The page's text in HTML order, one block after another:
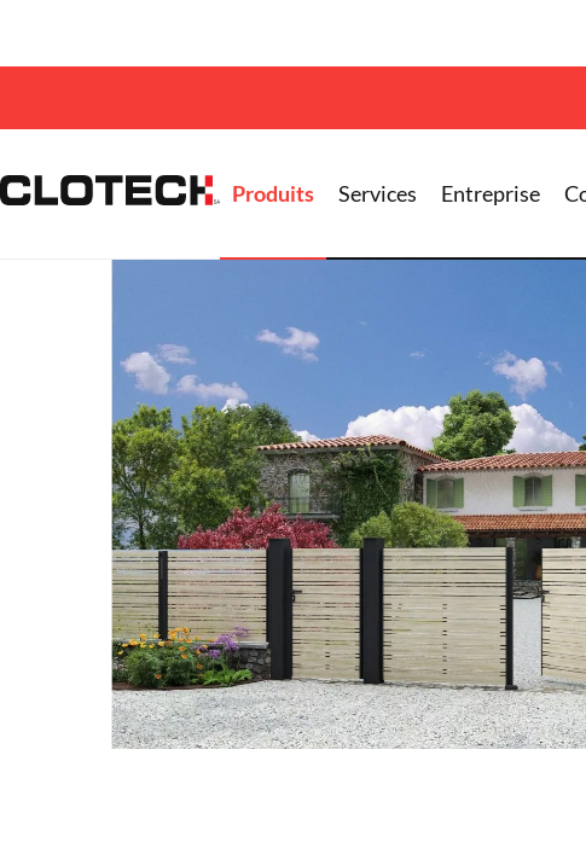
Produits Services Entreprise
Accueil >Produits > Portails Portillons > Portillon